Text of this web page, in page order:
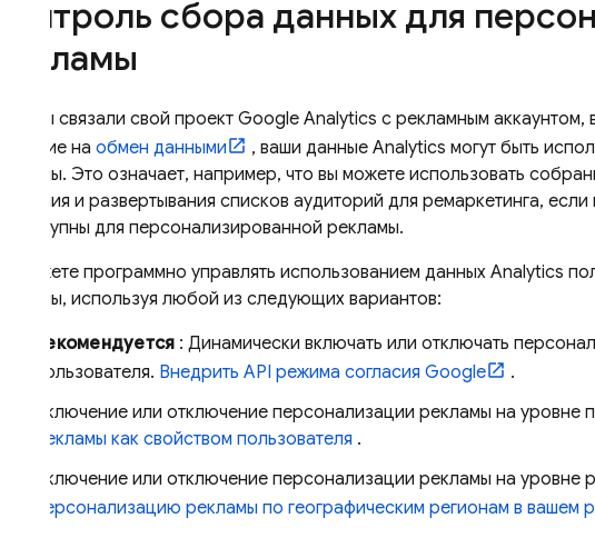
Контроль сбора данных для
рекламы
Если вы связали свой проект Google Analytics с рекламным аккаунтом,
согласие на обмен данными
, ваши данные Analytics могут быть
рекламы. Это означает, например, что вы можете использовать
создания и развертывания списков аудиторий для ремаркетинга,
недоступны для персонализированной рекламы.
Вы можете программно управлять использованием данных Analytics
рекламы, используя любой из следующих вариантов:
Рекомендуется : Динамически включать или отключать
пользователя. Внедрить API режима согласия Google
.
Включение или отключение персонализации рекламы на уровне
рекламы как свойством пользователя .
Включение или отключение персонализации рекламы на уровне
персонализацию рекламы по географическим регионам в вашем